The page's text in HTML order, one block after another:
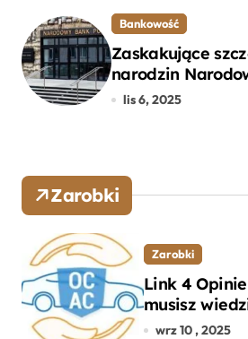
Bankowość
Zaskakujące
narodzin
Polskiego, o
lis 6, 2025
Zarobki
Zarobki
Link 4 Opinie
musisz
wyborem
wrz 10 , 2025